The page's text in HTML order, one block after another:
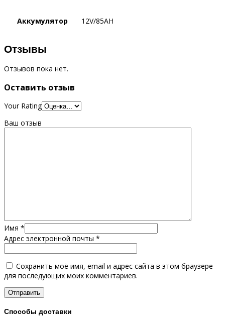
Аккумулятор 12V/85АН
Отзывы
Отзывов пока нет.
Оставить отзыв
Your Rating
Ваш отзыв
Имя *
Адрес электронной почты *
Сохранить моё имя, email и адрес сайта в этом браузере
для последующих моих комментариев.
Способы доставки